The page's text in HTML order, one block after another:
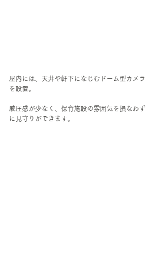
屋内には、天井や軒下になじむドーム型カメラ
を設置。
威圧感が少なく、保育施設の雰囲気を損なわず
に見守りができます。